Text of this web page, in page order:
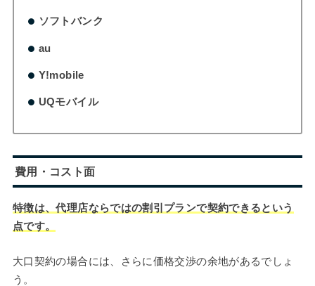
ソフトバンク
au
Y!mobile
UQモバイル
費用・コスト面
特徴は、代理店ならではの割引プランで契約できるという
点です。
大口契約の場合には、さらに価格交渉の余地があるでしょ
う。